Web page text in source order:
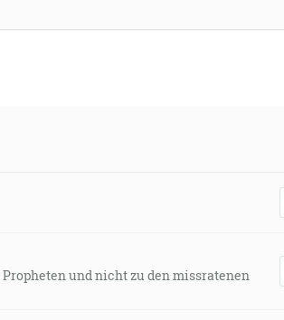
Propheten und nicht zu den missratenen